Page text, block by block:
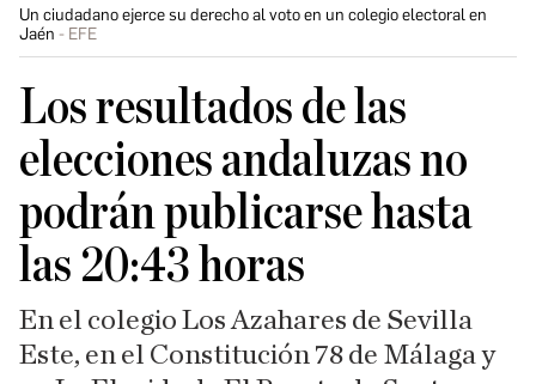
Un ciudadano ejerce su derecho al voto en un colegio electoral en
Jaén
EFE
Los resultados de las
elecciones andaluzas no
podrán publicarse hasta
las 20:43 horas
En el colegio Los Azahares de Sevilla
Este, en el Constitución 78 de Málaga y